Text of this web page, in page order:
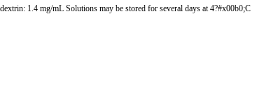
1.4 mg/mL Solutions may be stored for several days at 4?#x00b0;C